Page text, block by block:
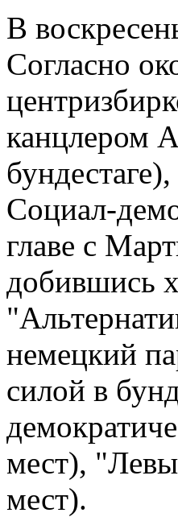
В
Согласно
канцлером
Социал-
главе с
добившись
немецкий
силой в
мест),
мест).